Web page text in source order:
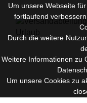
Um unsere Webseite
fortlaufend
Durch die weitere
Weitere Informationen zu
Um unsere Cookies zu